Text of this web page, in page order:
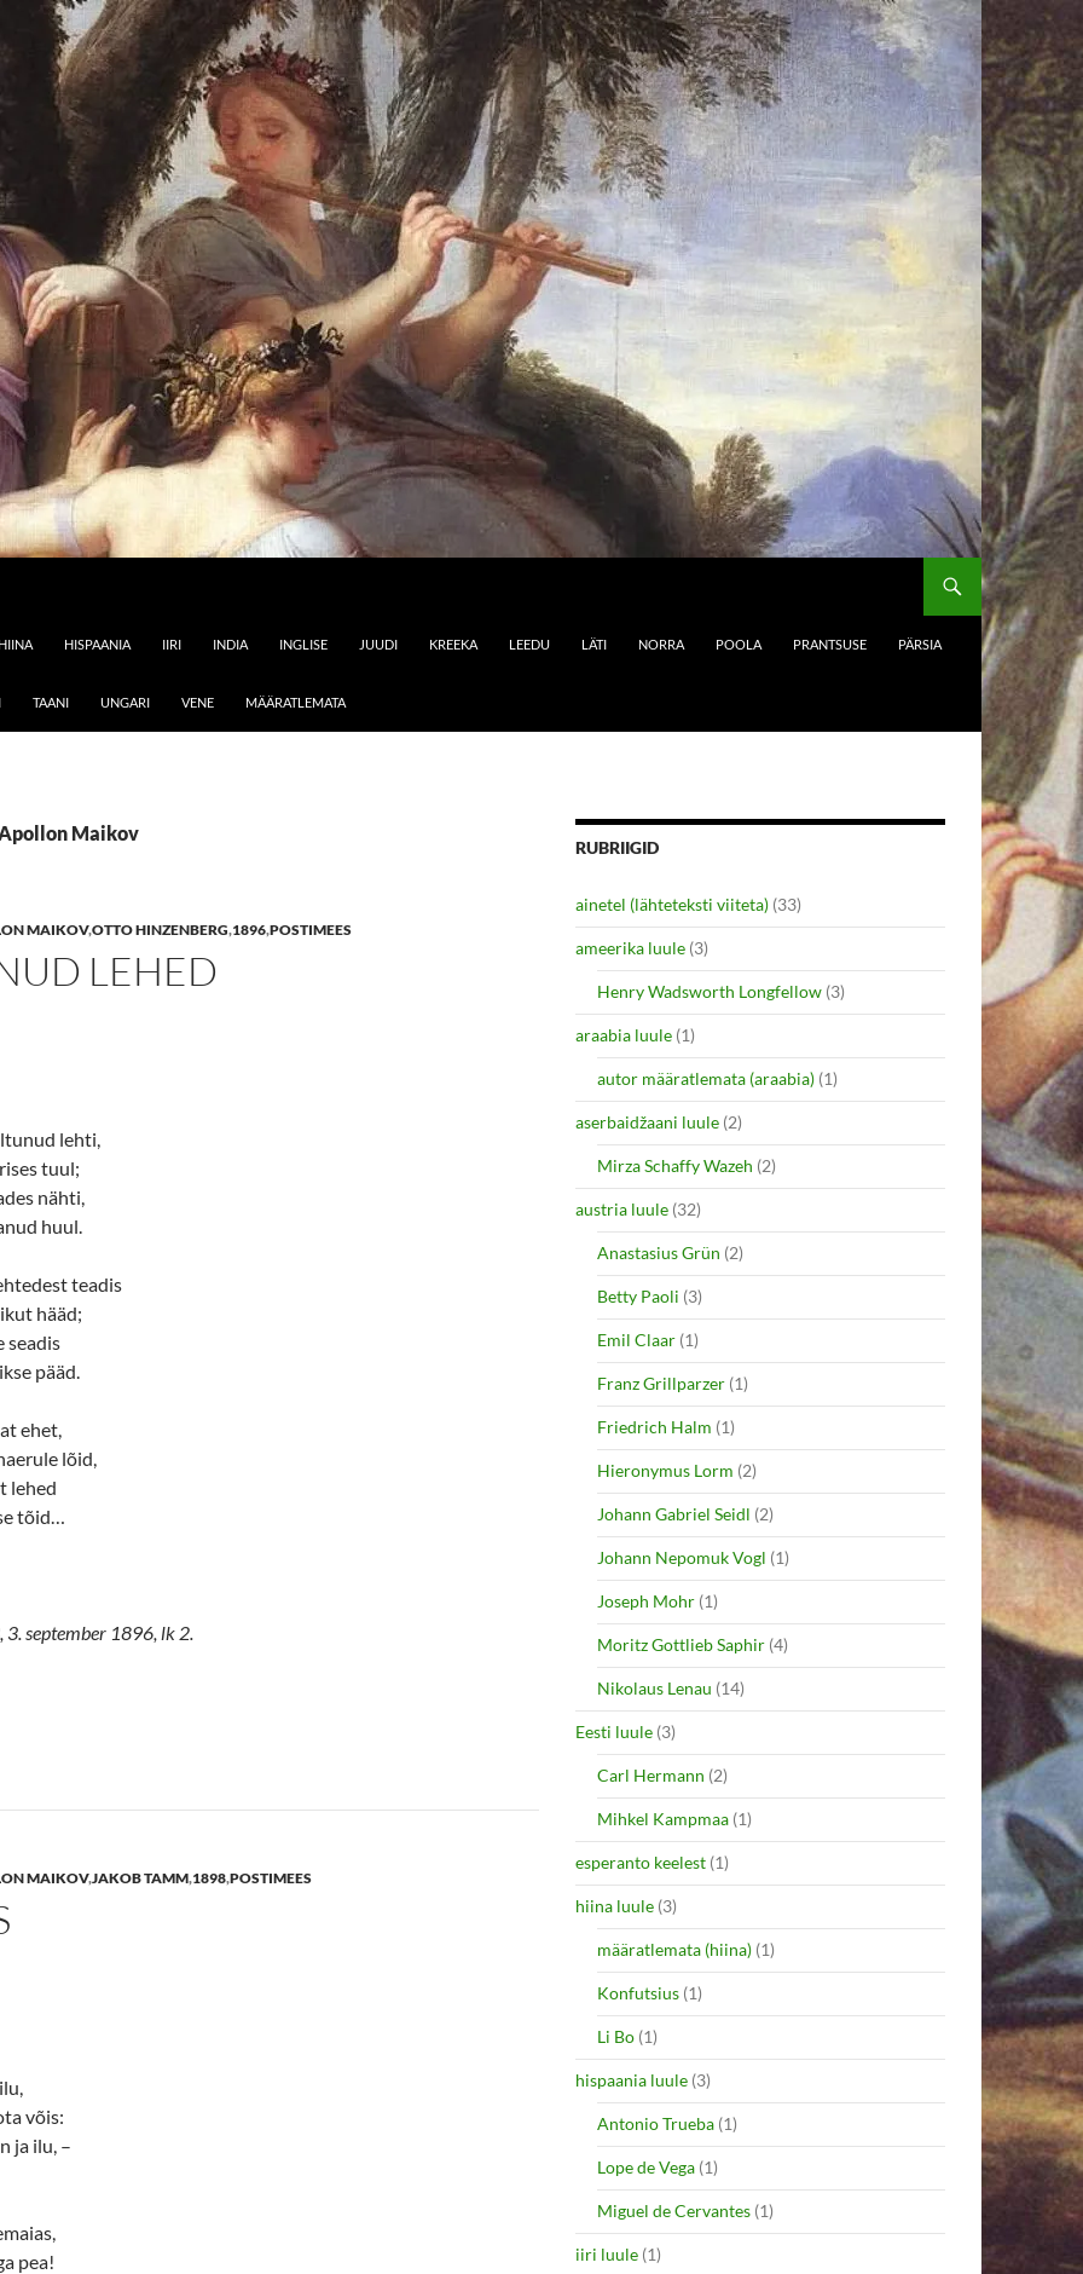
HIINA HISPAANIA IIRI INDIA INGLISE JUUDI KREEKA LEEDU LÄTI NORRA POOLA PRANTSUSE PÄRSIA
TAANI UNGARI VENE MÄÄRATLEMATA
Maikov
MAIKOV,OTTO HINZENBERG,1896,POSTIMEES
LEHED
lehti,
tuul;
nähti,
huul.
teadis
hääd;
seadis
pääd.
ehet,
lõid,
lehed
tõid…
3. september 1896, lk 2.
MAIKOV,JAKOB TAMM,1898,POSTIMEES
võis:
ja ilu, –
pea!
RUBRIIGID
ainetel (lähteteksti viiteta) (33)
ameerika luule (3)
Henry Wadsworth Longfellow (3)
araabia luule (1)
autor määratlemata (araabia) (1)
aserbaidžaani luule (2)
Mirza Schaffy Wazeh (2)
austria luule (32)
Anastasius Grün (2)
Betty Paoli (3)
Emil Claar (1)
Franz Grillparzer (1)
Friedrich Halm (1)
Hieronymus Lorm (2)
Johann Gabriel Seidl (2)
Johann Nepomuk Vogl (1)
Joseph Mohr (1)
Moritz Gottlieb Saphir (4)
Nikolaus Lenau (14)
Eesti luule (3)
Carl Hermann (2)
Mihkel Kampmaa (1)
esperanto keelest (1)
hiina luule (3)
määratlemata (hiina) (1)
Konfutsius (1)
Li Bo (1)
hispaania luule (3)
Antonio Trueba (1)
Lope de Vega (1)
Miguel de Cervantes (1)
iiri luule (1)